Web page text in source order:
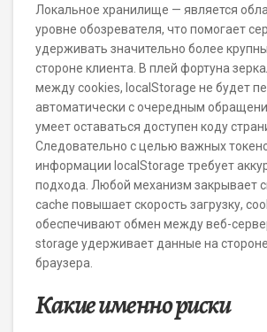
Локальное хранилище — является
уровне обозревателя, что помогает
удерживать значительно более
стороне клиента. В плей фортуна
между cookies, localStorage не будет
автоматически с очередным
умеет оставаться доступен коду
Следовательно с целью важных
информации localStorage требует
подхода. Любой механизм закрывает
cache повышает скорость загрузку,
обеспечивают обмен между веб-
storage удерживает данные на
браузера.
Какие именно риски